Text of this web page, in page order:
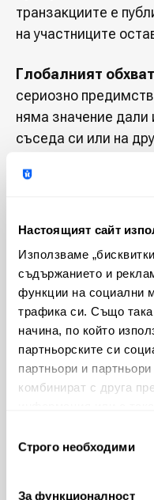
Настоящият сайт
Използваме
съдържанието и
функции на социални
трафика си. Също
начина, по който
партньорските си
партньори и
комбинират с друга
наСтрого необходими
За функционалност
транзакциите е
на участниците
Глобалният
сериозно
няма значение дали
съседа си или на
така позволява
периодично
(халвинг) създават
времето, ако
Максималната
биткойна (като не
сериозно
които стават все
Недостатъци
Биткойн, като